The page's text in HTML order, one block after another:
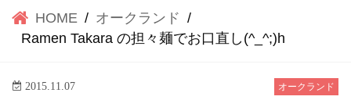
HOME
オークランド
Ramen Takara の担々麺でお口直し(^_^;)h
オークランド
2015.11.07